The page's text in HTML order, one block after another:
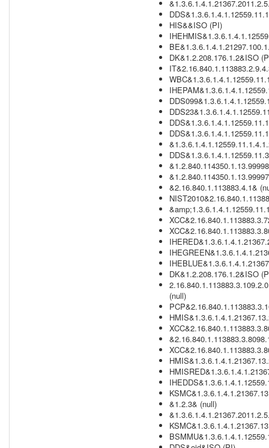
HIS&&ISO (PI)
DK&1.2.208.176.1.2&ISO
&2.16.840.1.113883.4.1&
DK&1.2.208.176.1.2&ISO
(null)
&1.2.3& (null)